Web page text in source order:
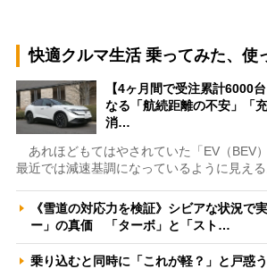
快適クルマ生活 乗ってみた、使
【4ヶ月間で受注累計6000
なる「航続距離の不安」「
消…
あれほどもてはやされていた「EV（BEV
最近では減速基調になっているように見え
《雪道の対応力を検証》シビアな状況で
ー」の真価 「ターボ」と「スト…
乗り込むと同時に「これが軽？」と戸惑